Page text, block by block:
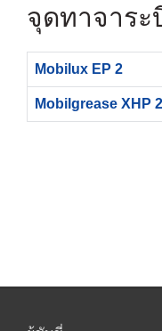
จุดทาจาระ
Mobilux EP 2
Mobilgrease XHP